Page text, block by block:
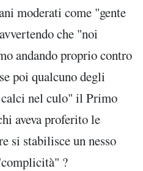
moderati come "gente
che "noi
andando proprio contro
poi qualcuno degli
nel culo" il Primo
aveva proferito le
si stabilisce un nesso
?